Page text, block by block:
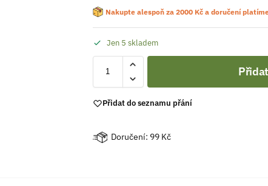
Nakupte alespoň za 2000 Kča doručení
Jen 5 skladem
Přidat do seznamu přání
Doručení: 99 Kč